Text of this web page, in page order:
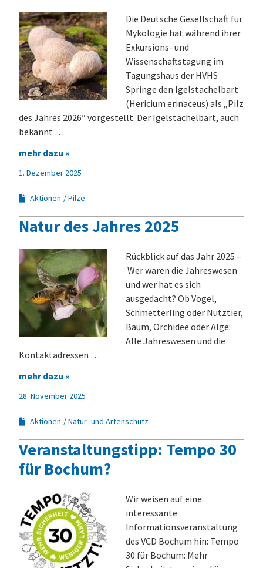
Die Deutsche Gesellschaft für
Mykologie hat während ihrer
Exkursions- und
Wissenschaftstagung im
Tagungshaus der HVHS
Springe den Igelstachelbart
(Hericium erinaceus) als „Pilz
des Jahres 2026″ vorgestellt. Der Igelstachelbart, auch
bekannt …
mehr dazu »
1. Dezember 2025
Aktionen Pilze
Natur des Jahres 2025
Rückblick auf das Jahr 2025 –
Wer waren die Jahreswesen
und wer hat es sich
ausgedacht? Ob Vogel,
Schmetterling oder Nutztier,
Baum, Orchidee oder Alge:
Alle Jahreswesen und die
Kontaktadressen …
mehr dazu »
28. November 2025
Aktionen Natur- und Artenschutz
Veranstaltungstipp: Tempo 30
für Bochum?
Wir weisen auf eine
interessante
Informationsveranstaltung
des VCD Bochum hin: Tempo
30 für Bochum: Mehr